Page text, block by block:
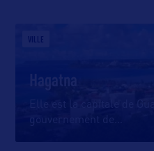
VILLE
Hagatna
Elle est la capitale de
gouvernement de